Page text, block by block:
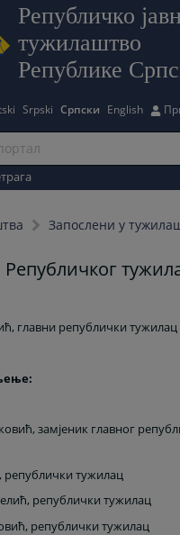
Републичко
тужилаштво
Републике
Srpski Српски English
Запослени у
главни републички тужилац
замјеник главног
републички тужилац
републички тужилац
републички тужилац